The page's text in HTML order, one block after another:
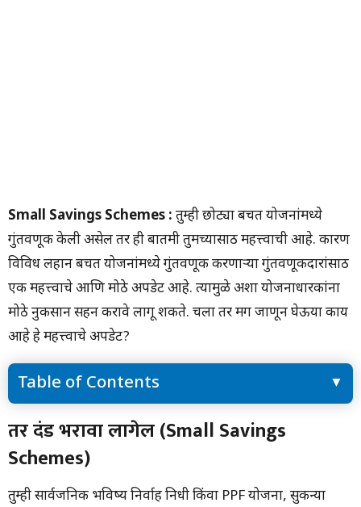
Small Savings Schemes : तुम्ही छोट्या बचत योजनांमध्ये
गुंतवणूक केली असेल तर ही बातमी तुमच्यासाठी महत्त्वाची आहे. कारण
विविध लहान बचत योजनांमध्ये गुंतवणूक करणाऱ्या गुंतवणूकदारांसाठी
एक महत्त्वाचे आणि मोठे अपडेट आहे. त्यामुळे अशा योजनाधारकांना
मोठे नुकसान सहन करावे लागू शकते. चला तर मग जाणून घेऊया काय
आहे हे महत्त्वाचे अपडेट?
Table of Contents
तर दंड भरावा लागेल (Small Savings Schemes)
दंड टाळण्यासाठी आवश्यक किमान ठेव किती आहे?
तर दंड भरावा लागेल (Small Savings
Schemes)
तुम्ही सार्वजनिक भविष्य निर्वाह निधी किंवा PPF योजना, सुकन्या